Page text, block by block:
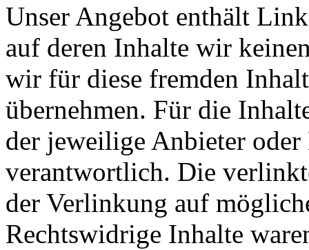
Unser Angebot enthält
auf deren Inhalte wir
wir für diese fremden
übernehmen. Für die
der jeweilige Anbieter oder
verantwortlich. Die
der Verlinkung auf
Rechtswidrige Inhalte